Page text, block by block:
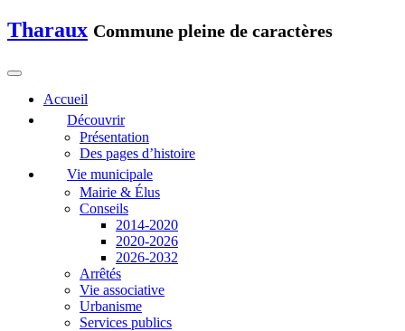
Tharaux Commune pleine de caractères
Accueil
Découvrir
Présentation
Des pages d’histoire
Vie municipale
Mairie & Élus
Conseils
2014-2020
2020-2026
2026-2032
Arrêtés
Vie associative
Urbanisme
Services publics